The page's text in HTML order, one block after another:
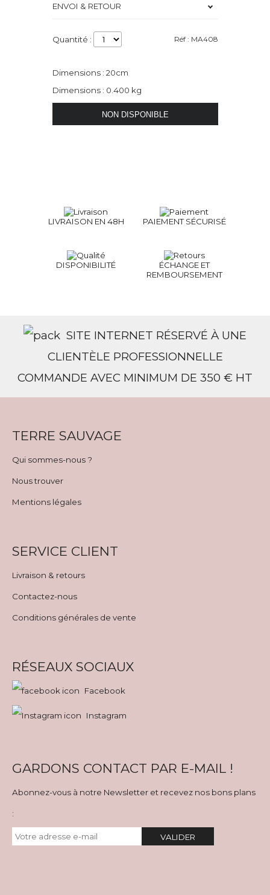
ENVOI & RETOUR
Quantité : Réf : MA408
Dimensions : 20cm
Dimensions : 0.400 kg
LIVRAISON EN 48H PAIEMENT SÉCURISÉ
DISPONIBILITÉ
ÉCHANGE ET
REMBOURSEMENT
SITE INTERNET RÉSERVÉ À UNE
CLIENTÈLE PROFESSIONNELLE
COMMANDE AVEC MINIMUM DE 350 € HT
TERRE SAUVAGE
Qui sommes-nous ?
Nous trouver
Mentions légales
SERVICE CLIENT
Livraison & retours
Contactez-nous
Conditions générales de vente
RÉSEAUX SOCIAUX
Facebook
Instagram
GARDONS CONTACT PAR E-MAIL !
Abonnez-vous à notre Newsletter et recevez nos bons plans
:
VALIDER